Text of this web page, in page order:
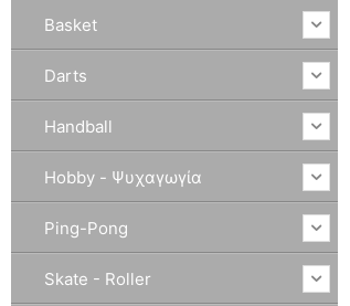
Basket
Darts
Handball
Hobby - Ψυχαγωγία
Ping-Pong
Skate - Roller